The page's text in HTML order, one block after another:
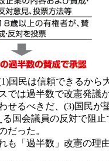
国民は信頼できるから
では過半数で改憲発議
せるべきだ、(3)国民が
る国会議員の反対で阻止
だった。
も「過半数」改憲の理